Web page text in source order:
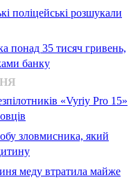
поліцейські розшукали
понад 35 тисяч гривень,
банку
«Vyriy Pro 15»
зловмисника, який
меду втратила майже